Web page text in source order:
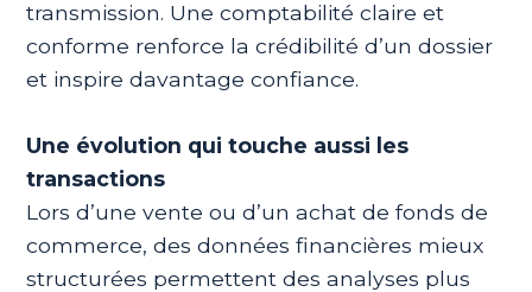
transmission. Une comptabilité claire et
conforme renforce la crédibilité d’un dossier
et inspire davantage confiance.
Une évolution qui touche aussi les
transactions
Lors d’une vente ou d’un achat de fonds de
commerce, des données financières mieux
structurées permettent des analyses plus